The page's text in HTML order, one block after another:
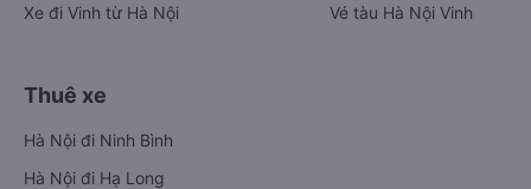
Xe đi Vinh từ Hà Nội
Vé tàu Hà Nội Vinh
Thuê xe
Hà Nội đi Ninh Bình
Hà Nội đi Hạ Long